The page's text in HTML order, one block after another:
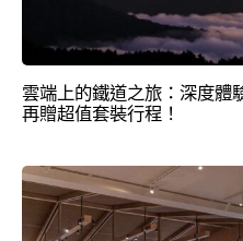
雲端上的鐵道之旅：深度體
再贈超值套裝行程！